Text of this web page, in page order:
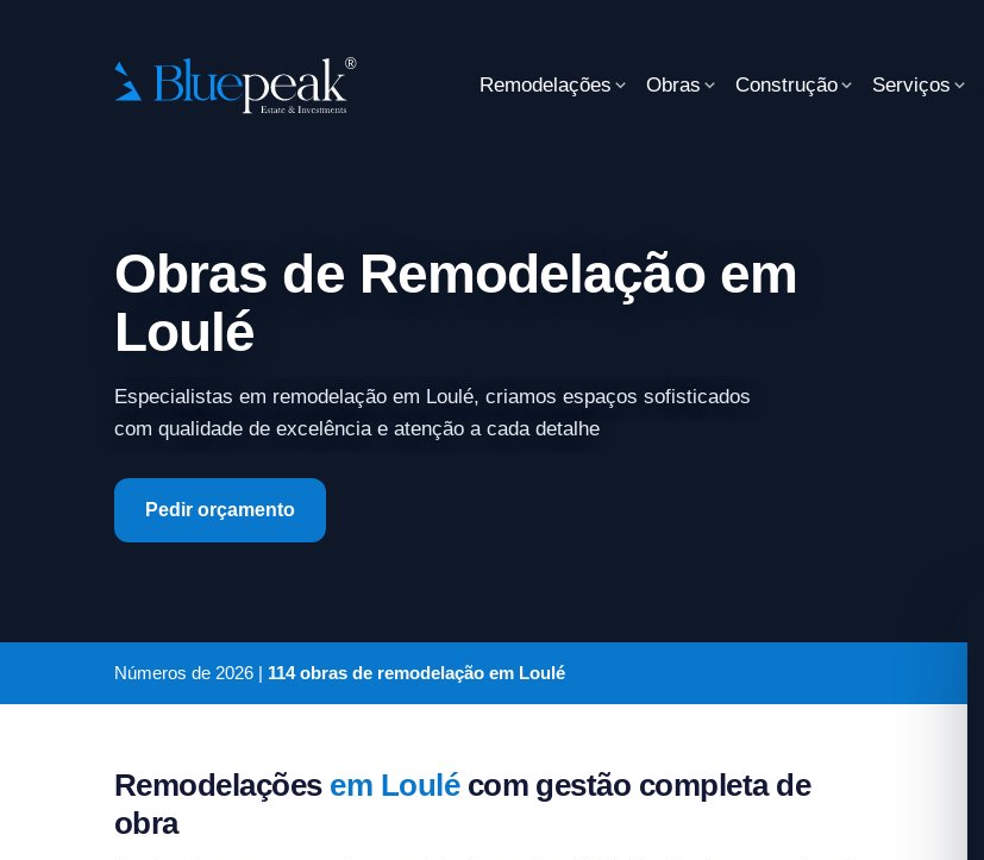
Remodelações Obras Construção Serviços
Obras de Remodelação em
Loulé
Especialistas em remodelação em Loulé, criamos espaços sofisticados
com qualidade de excelência e atenção a cada detalhe
Pedir orçamento
Números de 2026 | 114 obras de remodelação em Loulé
Remodelações em Loulécom gestão completa de
obra